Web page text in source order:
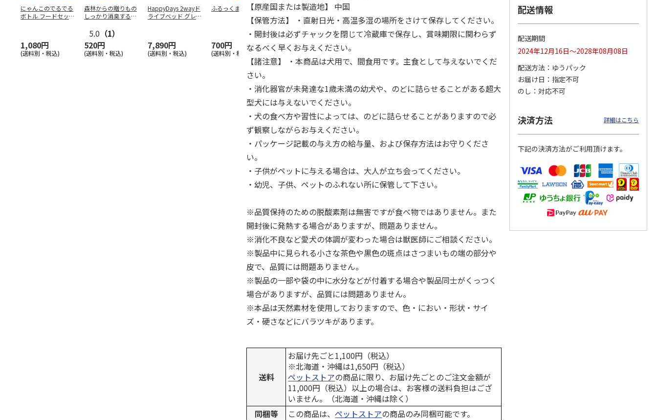
にゃんこのでるでる
ボトル フードセッ
1,080円
(送料別・税込)
森林からの贈りもの
しっかり消臭するひ
5.0 （1）
520円
(送料別・税込)
HappyDays 2wayド
ライブベッド グレ
7,890円
(送料別・税込)
ふるっくま みかん
700円
(送料別・税込)
デオトイレ 飛び散
らない消臭・抗菌サ
ンド 4L
1,320円
(送料別・税込)
獣医師開発 ニオイ
をとる砂専用 猫ト
イレ ナチュラルグ
レー
1,550円
(送料別・税込)
ムデンタルコーン
ぐるぐるボーン型 S
…
チ 健康に育つ子ね
こ用 まぐろ・かつ
おに…
ペット線香 虹のか
なた フルーティフ
ローラルの香り
590円
(送料別・税込)
えBOX とりささ…
380円
(送料別・税込)
【原産国または製造地】 中国
【保管方法】 ・直射日光・高温多湿の場所をさけて保存してください。
・開封後は必ずチャックを閉じて冷蔵庫で保存し、賞味期限に関わらず
なるべく早くお与えください。
【諸注意】 ・本商品は犬用で、間食用です。主食として与えないでくだ
さい。
・消化器官が未発達な1歳未満の幼犬や、のどに詰らせることがある超大
型犬には与えないでください。
・犬の食べ方や習性によっては、のどに詰らせることがありますので必
ず観察しながらお与えください。
・パッケージ記載の与え方の給与量、および保存方法はお守りくださ
い。
・子供がペットに与える場合は、大人が立ち会ってください。
・幼児、子供、ペットのふれない所に保管して下さい。
※品質保持のための脱酸素剤は無害ですが食べ物ではありません。また
開封後に発熱する場合がありますが、問題ありません。
※消化不良など愛犬の体調が変わった場合は獣医師にご相談ください。
※製品中に見られる小さな茶色や黒色の斑点はさつまいもの端の部分や
皮で、品質には問題ありません。
※製品の一部や袋の中に水分などが付着する場合や製品同士がくっつく
場合がありますが、品質には問題ありません。
※本品は天然素材を使用しておりますので、色・におい・形状・サイ
ズ・硬さなどにバラツキがあります。
送料
お届け先ごと1,100円（税込）
※北海道・沖縄は1,650円（税込）
ペットストアの商品に限り、お届け先ごとのご注文金額が
11,000円（税込）以上の場合は、お客様の送料負担はござ
いません。（北海道・沖縄は除く）
同梱等
この商品は、ペットストアの商品のみ同梱可能です。
配送情報
配送期間
2024年12月16日～2028年08月08日
配送方法
ゆうパック
お届け日
指定不可
のし
対応不可
決済方法 詳細はこちら
下記の決済方法がご利用頂けます。